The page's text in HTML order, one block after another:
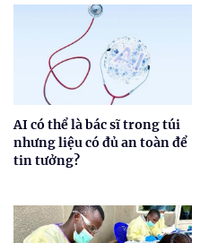
AI có thể là bác sĩ trong túi
nhưng liệu có đủ an toàn để
tin tưởng?